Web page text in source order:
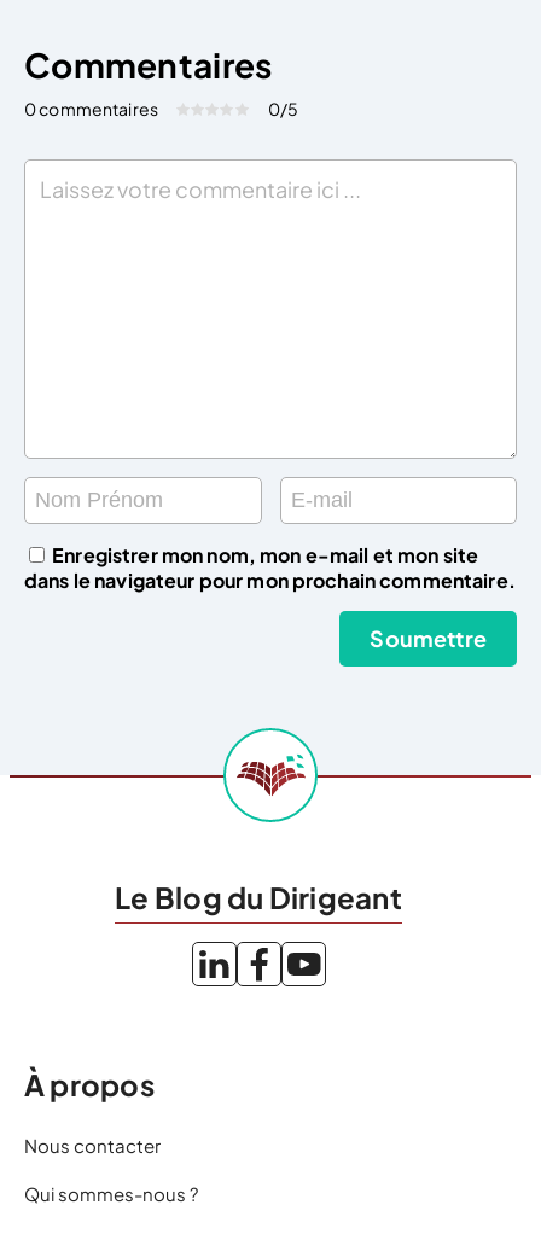
Commentaires
0 commentaires Évaluez cet article:
0/5
Enregistrer mon nom, mon e-mail et mon site
dans le navigateur pour mon prochain commentaire.
Le Blog du Dirigeant
À propos
Nous contacter
Qui sommes-nous ?